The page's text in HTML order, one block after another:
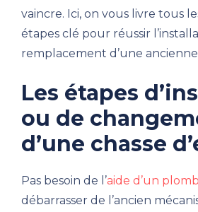
vaincre. Ici, on vous livre tous
étapes clé pour réussir
remplacement d’une ancienne
Les étapes
ou de
d’une chasse
Pas besoin de l’aide d’un
débarrasser de l’ancien